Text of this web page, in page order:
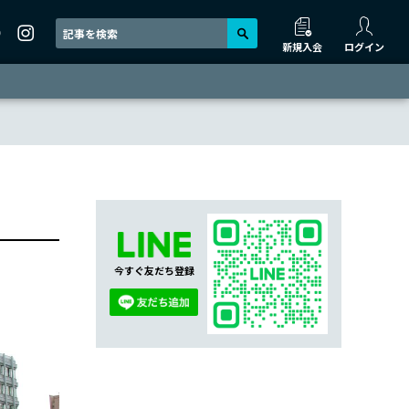
新規入会 ログイン
今すぐ友だち登録